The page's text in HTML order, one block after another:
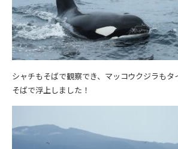
シャチもそばで観察でき、マッコウクジラもタ
そばで浮上しました！